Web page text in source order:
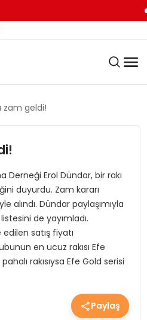
zam geldi!
Derneği Erol Dündar, bir rakı
duyurdu. Zam kararı
alındı. Dündar paylaşımıyla
de yayımladı.
satış fiyatı
en ucuz rakısı Efe
rakısıysa Efe Gold serisi
Paylaş